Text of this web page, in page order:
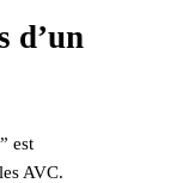
d’un
est
AVC.